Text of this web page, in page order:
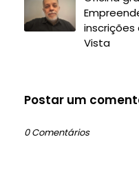
inscrições
Vista
Postar um
0 Comentários